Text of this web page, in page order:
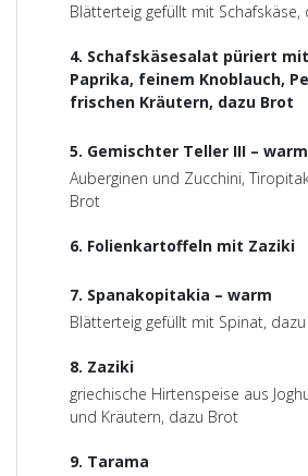
Blätterteig gefüllt mit Schafskäse,
4. Schafskäsesalat püriert mit
Paprika, feinem Knoblauch,
frischen Kräutern, dazu Brot
5. Gemischter Teller III – warm
Auberginen und Zucchini,
Brot
6. Folienkartoffeln mit Zaziki
7. Spanakopitakia – warm
Blätterteig gefüllt mit Spinat,
8. Zaziki
griechische Hirtenspeise aus
und Kräutern, dazu Brot
9. Tarama